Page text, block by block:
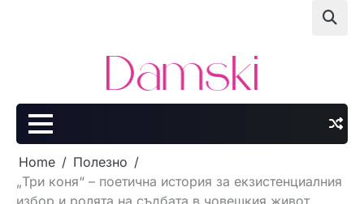
Home
Полезно
„Три коня“ – поетична история за екзистенциалния
избор и ролята на съдбата в човешкия живот